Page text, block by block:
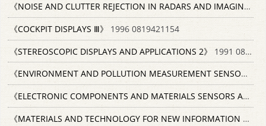
《NOISE AND CLUTTER REJECTION IN RADARS AND IMAGING SENSORS》
《COCKPIT DISPLAYS Ⅲ》
1996 0819421154
《STEREOSCOPIC DISPLAYS AND APPLICATIONS 2》
1991 0819405566
《ENVIRONMENT AND POLLUTION MEASUREMENT SENSORS AND SYSTEMS》
《ELECTRONIC COMPONENTS AND MATERIALS SENSORS AND ACTUATORS》
《MATERIALS AND TECHNOLOGY FOR NEW INFORMATION DISPLAYS》